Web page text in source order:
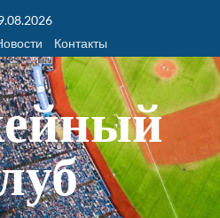
Контакты